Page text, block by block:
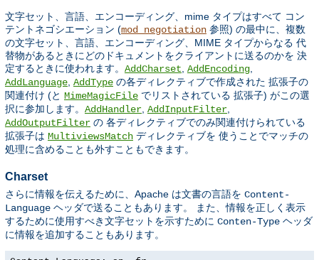
文字セット、言語、エンコーディング、mime タイプはすべて コン
テントネゴシエーション (mod_negotiation 参照) の最中に、複数
の文字セット、言語、エンコーディング、MIME タイプからなる 代
替物があるときにどのドキュメントをクライアントに送るのかを 決
定するときに使われます。 AddCharset AddEncoding
AddLanguage AddType の各ディレクティブで作成された 拡張子の
関連付け (と MimeMagicFile でリストされている 拡張子) がこの選
択に参加します。 AddHandler AddInputFilter
AddOutputFilter の 各ディレクティブでのみ関連付けられている
拡張子は MultiviewsMatch ディレクティブを 使うことでマッチの
処理に含めることも外すこともできます。
Charset
さらに情報を伝えるために、Apache は文書の言語を Content-
Language ヘッダで送ることもあります。 また、情報を正しく表示
するために使用すべき文字セットを示すために Conten-Type ヘッダ
に情報を追加することもあります。